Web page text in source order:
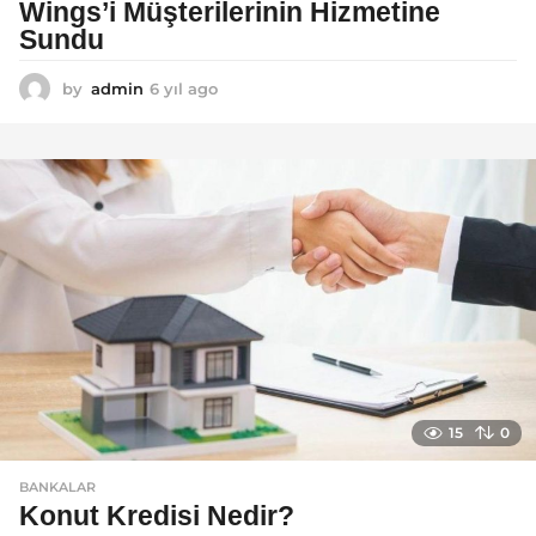
Wings’i Müşterilerinin Hizmetine
Sundu
by admin 6 yıl ago
15 0
BANKALAR
Konut Kredisi Nedir?